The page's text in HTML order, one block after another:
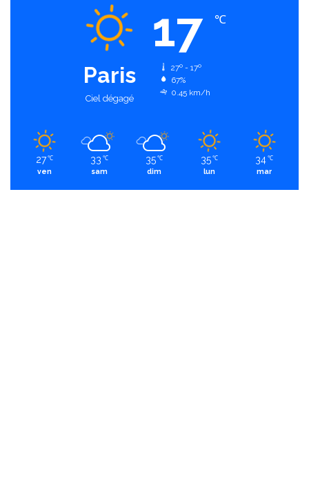
Paris
Ciel dégagé
17 ℃
27º - 17º
67%
0.45 km/h
27 ℃
ven
33 ℃
sam
35 ℃
dim
35 ℃
lun
34 ℃
mar